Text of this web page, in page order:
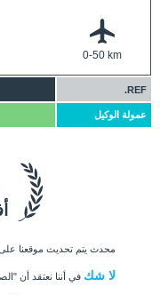
0-50 km
REF.
عمولة الوكيل
محدث يتم تحديث موقعنا
لا شك في أننا نعتقد أن